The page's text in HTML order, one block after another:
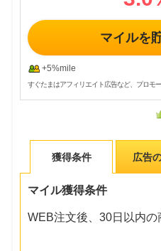
マイルを
+5%mile
すぐたまはアフィリエイト広告など、プロモ
獲得条件 広告
マイル獲得条件
WEB注文後、30日以内の